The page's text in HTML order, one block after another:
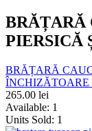
BRĂȚARĂ
PIERSICĂ
BRĂȚARĂ
ÎNCHIZĂTOARE
265.00 lei
Available: 1
Units Sold: 1